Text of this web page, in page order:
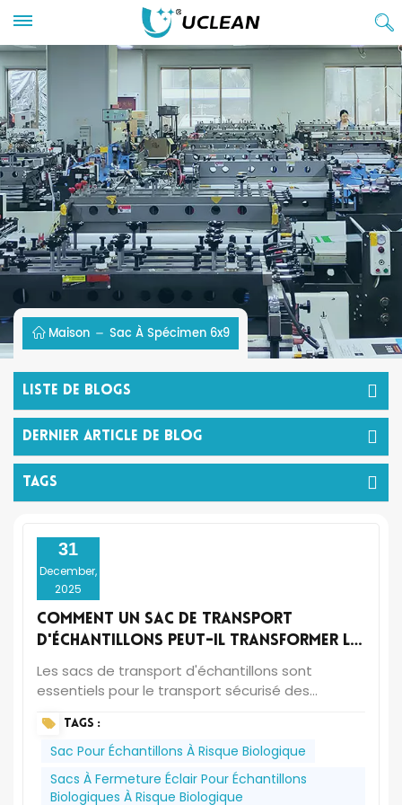
Maison Sac À Spécimen 6x9
Liste De Blogs
Dernier Article De Blog
TAGS
31
December,
2025
Comment un sac de transport
d'échantillons peut-il transformer le
flux de travail et la sécurité de votre
laboratoire&nbsp;?
Les sacs de transport d'échantillons sont
essentiels pour le transport sécurisé des
lieu de prélèvement au laboratoire. Ils
permettent de garantir que ces échantillons
restent intacts, non contaminés et clairement
étiquetés tout au long de leur parcours. C'est là
TAGS :
Sac Pour Échantillons À Risque Biologique
Sacs À Fermeture Éclair Pour Échantillons
Biologiques À Risque Biologique